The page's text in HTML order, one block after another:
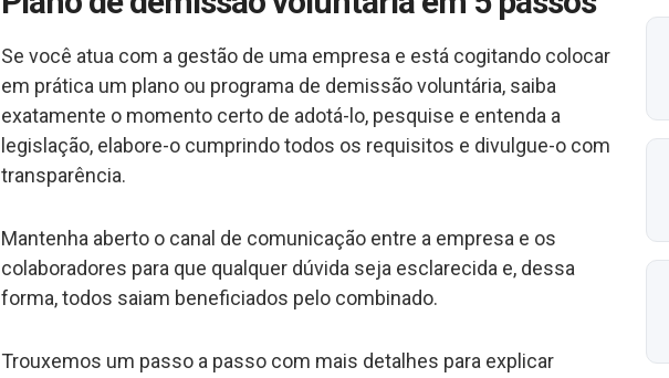
Se você atua com a gestão de uma empresa e está cogitando colocar
em prática um plano ou programa de demissão voluntária, saiba
exatamente o momento certo de adotá-lo, pesquise e entenda a
legislação, elabore-o cumprindo todos os requisitos e divulgue-o com
transparência.
Mantenha aberto o canal de comunicação entre a empresa e os
colaboradores para que qualquer dúvida seja esclarecida e, dessa
forma, todos saiam beneficiados pelo combinado.
Trouxemos um passo a passo com mais detalhes para explicar